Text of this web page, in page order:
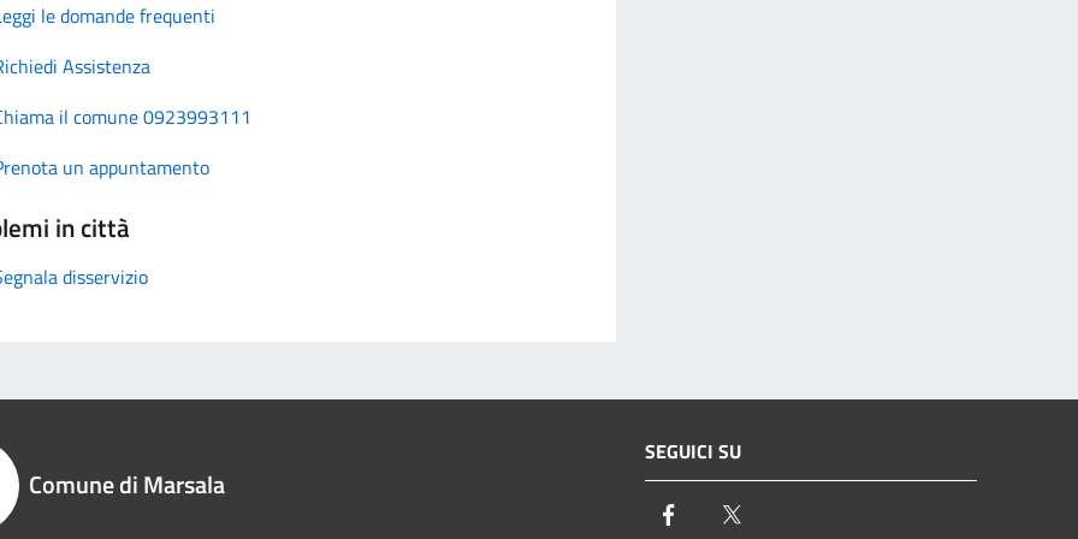
le domande frequenti
Assistenza
il comune 0923993111
un appuntamento
in città
disservizio
Comune di Marsala
SEGUICI SU
Facebook